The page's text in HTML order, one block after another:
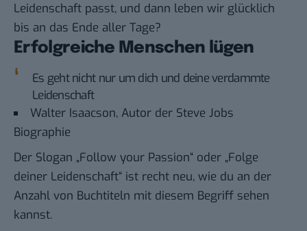
Leidenschaft passt, und dann leben wir glücklich
bis an das Ende aller Tage?
Erfolgreiche Menschen lügen
Es geht nicht nur um dich und deine verdammte
Leidenschaft
Walter Isaacson, Autor der Steve Jobs
Biographie
Der Slogan „Follow your Passion“ oder „Folge
deiner Leidenschaft“ ist recht neu, wie du an der
Anzahl von Buchtiteln mit diesem Begriff sehen
kannst.